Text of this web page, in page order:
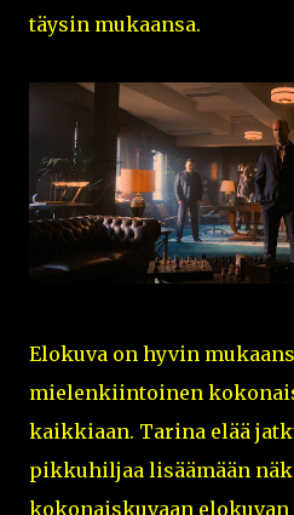
täysin mukaansa.
Elokuva on hyvin
mielenkiintoinen
kaikkiaan. Tarina elää
pikkuhiljaa lisäämään
kokonaiskuvaan elokuvan